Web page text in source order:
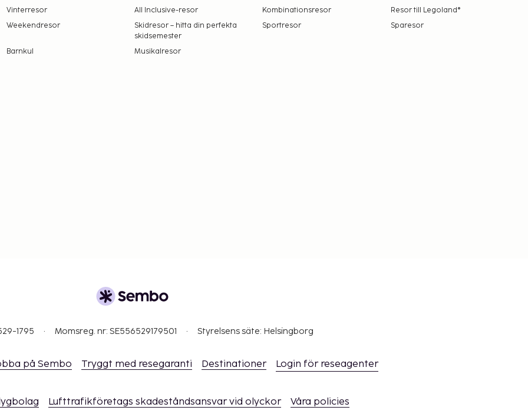
Vinterresor All Inclusive-resor Kombinationsresor
Resor till Legoland®
Weekendresor
Skidresor – hitta din perfekta
skidsemester
Sportresor Sparesor
Barnkul Musikalresor
1795 Momsreg. nr: SE556529179501 Styrelsens säte: Helsingborg
på Sembo Tryggt med resegaranti Destinationer Login för reseagenter
Lufttrafikföretags skadeståndsansvar vid olyckor Våra policies